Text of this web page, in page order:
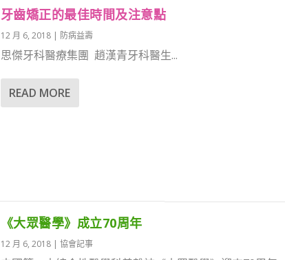
牙齒矯正的最佳時間及注意點
12 月 6, 2018| 防病益壽
思傑牙科醫療集團 趙漢青牙科醫生...
READ MORE
《大眾醫學》成立70周年
12 月 6, 2018| 協會記事